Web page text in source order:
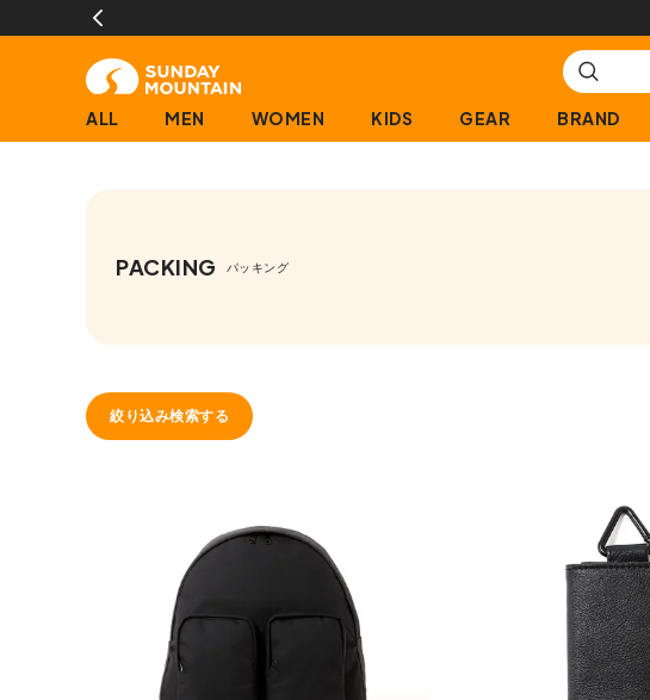
ALL MEN WOMEN KIDS GEAR BRAND
PACKING パッキング
絞り込み検索する